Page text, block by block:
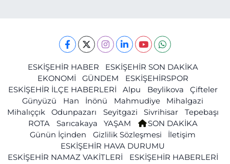
ESKİŞEHİR HABER
ESKİŞEHİR SON DAKİKA
EKONOMİ
GÜNDEM
ESKİŞEHİRSPOR
ESKİŞEHİR İLÇE HABERLERİ
Alpu Beylikova
Çifteler
Günyüzü
Han İnönü Mahmudiye
Mihalgazi
Mihalıççık
Odunpazarı Seyitgazi Sivrihisar
Tepebaşı
ROTA
Sarıcakaya YAŞAM
SON DAKİKA
Günün İçinden
Gizlilik Sözleşmesi
İletişim
ESKİŞEHİR HAVA DURUMU
ESKİŞEHİR NAMAZ VAKİTLERİ
ESKİŞEHİR HABERLERİ